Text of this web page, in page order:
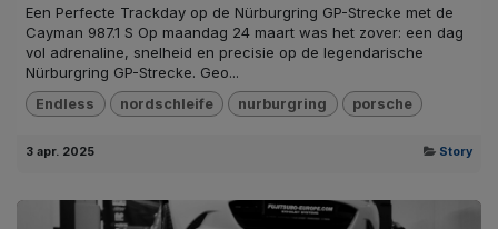
Een Perfecte Trackday op de Nürburgring GP-Strecke met de
Cayman 987.1 S Op maandag 24 maart was het zover: een dag
vol adrenaline, snelheid en precisie op de legendarische
Nürburgring GP-Strecke. Geo...
Endless nordschleife nurburgring porsche
3 apr. 2025 Story